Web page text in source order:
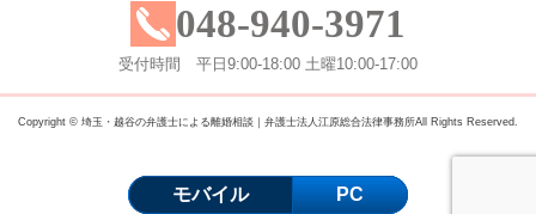
048-940-3971
受付時間 平日9:00-18:00 土曜10:00-17:00
Copyright © 埼玉・越谷の弁護士による離婚相談｜弁護士法人江原総合法律事務所All Rights Reserved.
モバイル PC